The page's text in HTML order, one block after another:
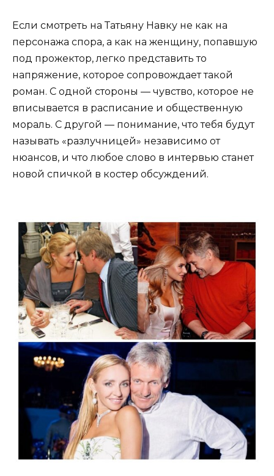
Если смотреть на Татьяну Навку не как на
персонажа спора, а как на женщину, попавшую
под прожектор, легко представить то
напряжение, которое сопровождает такой
роман. С одной стороны — чувство, которое не
вписывается в расписание и общественную
мораль. С другой — понимание, что тебя будут
называть «разлучницей» независимо от
нюансов, и что любое слово в интервью станет
новой спичкой в костер обсуждений.